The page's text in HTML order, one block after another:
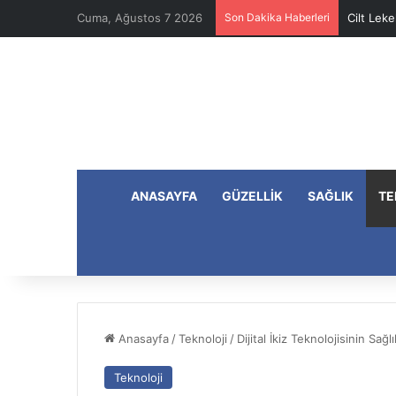
Cuma, Ağustos 7 2026 Son Dakika Haberleri Cilt
ANASAYFA GÜZELLIK SAĞLIK
Anasayfa /Teknoloji / Dijital İkiz Teknolojisinin
Teknoloji